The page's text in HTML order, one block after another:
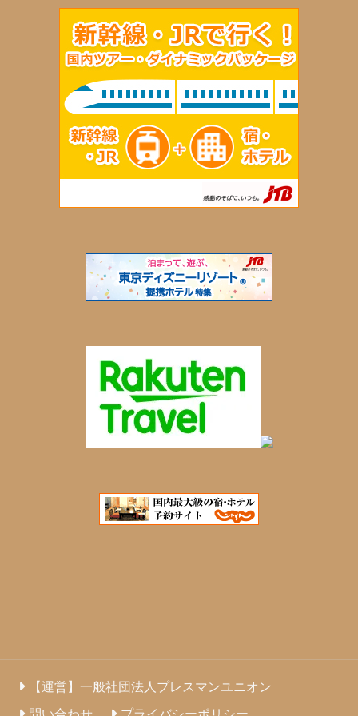
【運営】一般社団法人プレスマンユニオン